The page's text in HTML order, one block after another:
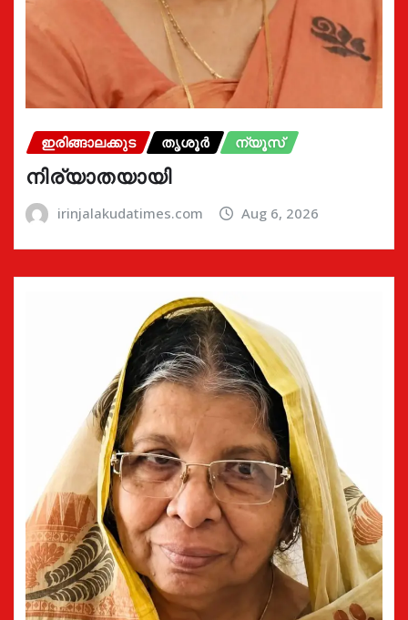
ഇരിങ്ങാലക്കുട തൃശൂർ ന്യൂസ്
നിര്യാതയായി
irinjalakudatimes.com Aug 6, 2026